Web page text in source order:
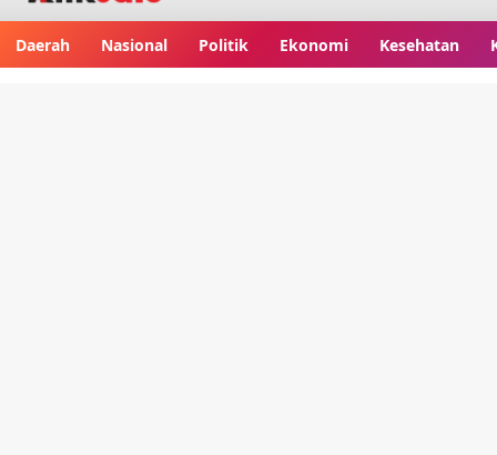
Daerah Nasional Politik Ekonomi Kesehatan